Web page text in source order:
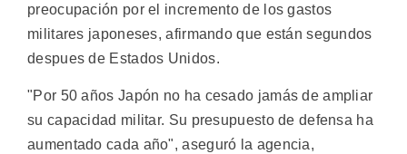
preocupación por el incremento de los gastos
militares japoneses, afirmando que están segundos
despues de Estados Unidos.
"Por 50 años Japón no ha cesado jamás de ampliar
su capacidad militar. Su presupuesto de defensa ha
aumentado cada año", aseguró la agencia,